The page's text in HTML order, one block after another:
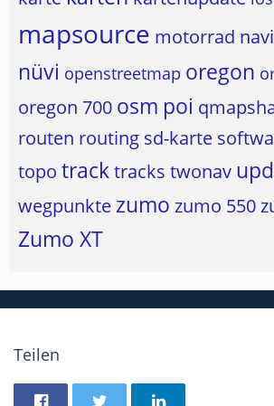
mapsource motorrad navi
nüvi openstreetmap oregon
oregon 700 osm poi
routen routing sd-karte
topo tracktracks twonav
wegpunkte zumo zumo 550
Zumo XT
Teilen